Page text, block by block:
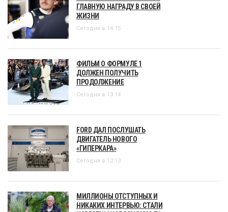
ГЛАВНУЮ НАГРАДУ В СВОЕЙ
ЖИЗНИ
Сегодня в 14:15
ФИЛЬМ О ФОРМУЛЕ 1
ДОЛЖЕН ПОЛУЧИТЬ
ПРОДОЛЖЕНИЕ
Сегодня в 13:14
FORD ДАЛ ПОСЛУШАТЬ
ДВИГАТЕЛЬ НОВОГО
«ГИПЕРКАРА»
Сегодня в 12:13
МИЛЛИОНЫ ОТСТУПНЫХ И
НИКАКИХ ИНТЕРВЬЮ: СТАЛИ